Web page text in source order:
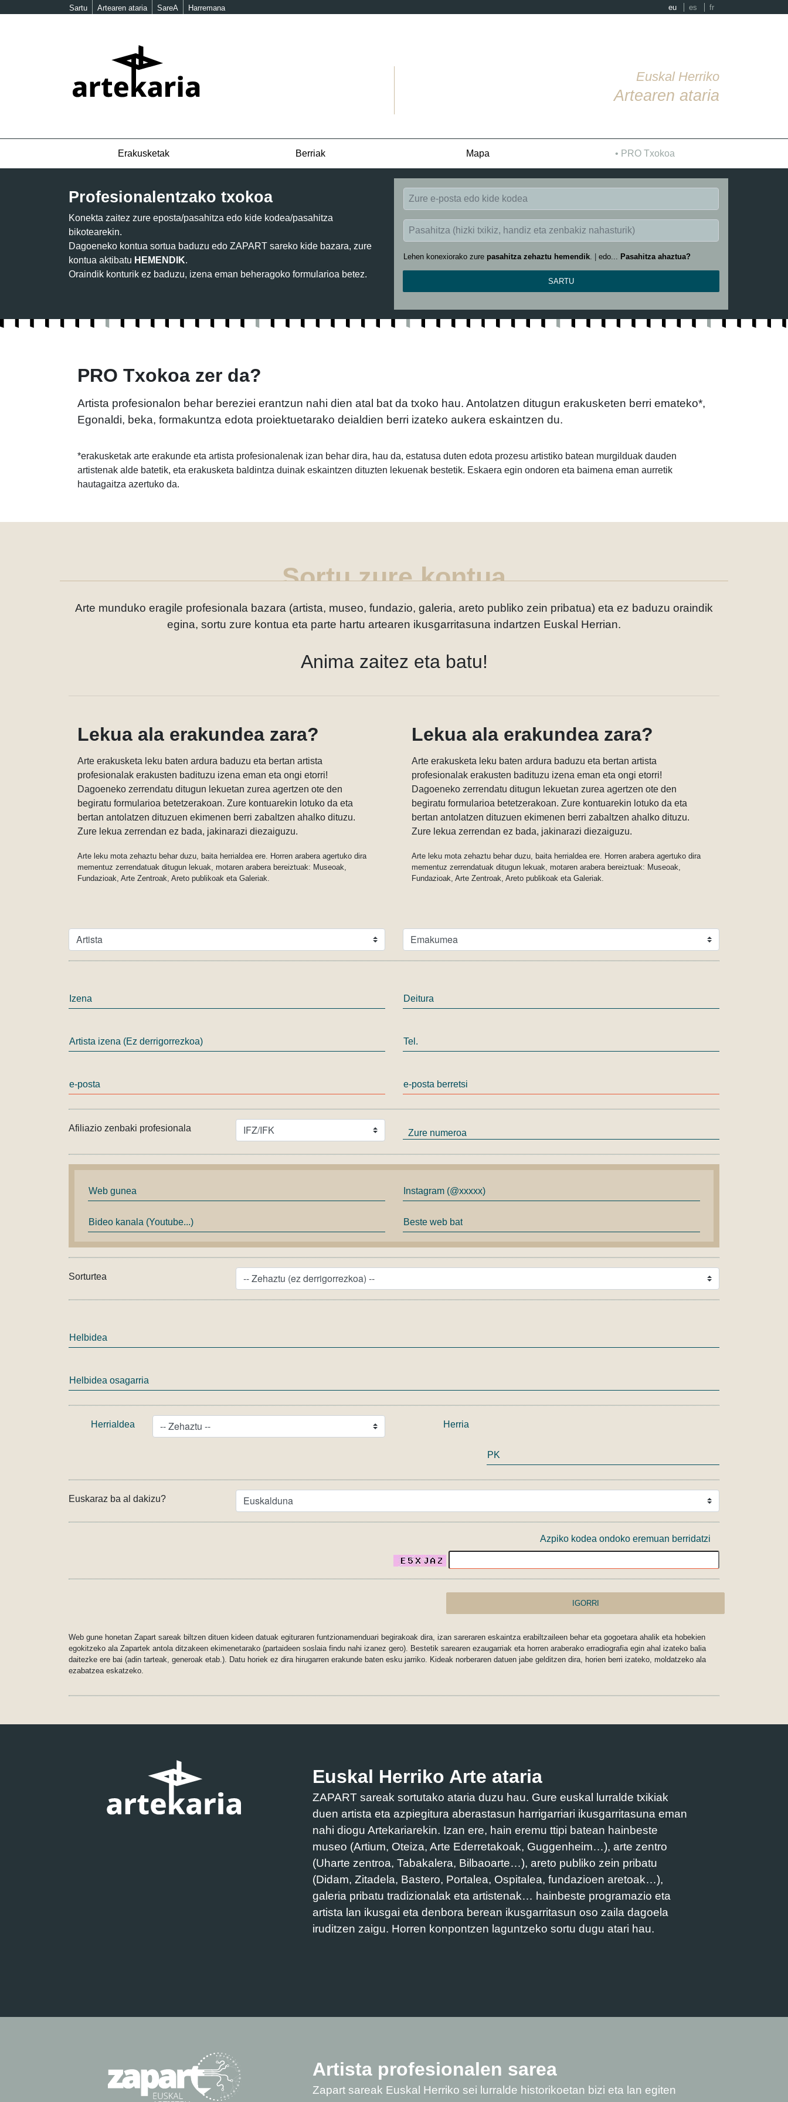
Sartu Artearen ataria SareA Harremana eu es fr
Euskal Herriko
Artearen ataria
Erakusketak Berriak Mapa PRO Txokoa
Profesionalentzako txokoa
Konekta zaitez zure eposta/pasahitza edo kide kodea/pasahitza
bikotearekin.
Dagoeneko kontua sortua baduzu edo ZAPART sareko kide bazara, zure
kontua aktibatu HEMENDIK.
Oraindik konturik ez baduzu, izena eman beheragoko formularioa betez.
Lehen konexiorako zure pasahitza zehaztu hemendik. edo... Pasahitza ahaztua?
SARTU
PRO Txokoa zer da?
Artista profesionalon behar bereziei erantzun nahi dien atal bat da txoko hau. Antolatzen ditugun erakusketen berri emateko*,
Egonaldi, beka, formakuntza edota proiektuetarako deialdien berri izateko aukera eskaintzen du.
*erakusketak arte erakunde eta artista profesionalenak izan behar dira, hau da, estatusa duten edota prozesu artistiko batean murgilduak dauden
artistenak alde batetik, eta erakusketa baldintza duinak eskaintzen dituzten lekuenak bestetik. Eskaera egin ondoren eta baimena eman aurretik
hautagaitza azertuko da.
Sortu zure kontua
Arte munduko eragile profesionala bazara (artista, museo, fundazio, galeria, areto publiko zein pribatua) eta ez baduzu oraindik
egina, sortu zure kontua eta parte hartu artearen ikusgarritasuna indartzen Euskal Herrian.
Anima zaitez eta batu!
Lekua ala erakundea zara?
Arte erakusketa leku baten ardura baduzu eta bertan artista
profesionalak erakusten badituzu izena eman eta ongi etorri!
Dagoeneko zerrendatu ditugun lekuetan zurea agertzen ote den
begiratu formularioa betetzerakoan. Zure kontuarekin lotuko da eta
bertan antolatzen dituzuen ekimenen berri zabaltzen ahalko dituzu.
Zure lekua zerrendan ez bada, jakinarazi diezaiguzu.
Arte leku mota zehaztu behar duzu, baita herrialdea ere. Horren arabera agertuko dira
mementuz zerrendatuak ditugun lekuak, motaren arabera bereiztuak: Museoak,
Fundazioak, Arte Zentroak, Areto publikoak eta Galeriak.
Lekua ala erakundea zara?
Arte erakusketa leku baten ardura baduzu eta bertan artista
profesionalak erakusten badituzu izena eman eta ongi etorri!
Dagoeneko zerrendatu ditugun lekuetan zurea agertzen ote den
begiratu formularioa betetzerakoan. Zure kontuarekin lotuko da eta
bertan antolatzen dituzuen ekimenen berri zabaltzen ahalko dituzu.
Zure lekua zerrendan ez bada, jakinarazi diezaiguzu.
Arte leku mota zehaztu behar duzu, baita herrialdea ere. Horren arabera agertuko dira
mementuz zerrendatuak ditugun lekuak, motaren arabera bereiztuak: Museoak,
Fundazioak, Arte Zentroak, Areto publikoak eta Galeriak.
Izena Deitura
Artista izena (Ez derrigorrezkoa) Tel.
e-posta e-posta berretsi
Afiliazio zenbaki profesionala Zure numeroa
Web gunea Instagram (@xxxxx)
Bideo kanala (Youtube...) Beste web bat
Sorturtea
Helbidea
Helbidea osagarria
Herrialdea Herria
PK
Euskaraz ba al dakizu?
Azpiko kodea ondoko eremuan berridatzi
IGORRI
Web gune honetan Zapart sareak biltzen dituen kideen datuak egituraren funtzionamenduari begirakoak dira, izan sareraren eskaintza erabiltzaileen behar eta gogoetara ahalik eta hobekien
egokitzeko ala Zapartek antola ditzakeen ekimenetarako (partaideen soslaia findu nahi izanez gero). Bestetik sarearen ezaugarriak eta horren araberako erradiografia egin ahal izateko balia
daitezke ere bai (adin tarteak, generoak etab.). Datu horiek ez dira hirugarren erakunde baten esku jarriko. Kideak norberaren datuen jabe gelditzen dira, horien berri izateko, moldatzeko ala
ezabatzea eskatzeko.
Euskal Herriko Arte ataria
ZAPART sareak sortutako ataria duzu hau. Gure euskal lurralde txikiak
duen artista eta azpiegitura aberastasun harrigarriari ikusgarritasuna eman
nahi diogu Artekariarekin. Izan ere, hain eremu ttipi batean hainbeste
museo (Artium, Oteiza, Arte Ederretakoak, Guggenheim…), arte zentro
(Uharte zentroa, Tabakalera, Bilbaoarte…), areto publiko zein pribatu
(Didam, Zitadela, Bastero, Portalea, Ospitalea, fundazioen aretoak…),
galeria pribatu tradizionalak eta artistenak… hainbeste programazio eta
artista lan ikusgai eta denbora berean ikusgarritasun oso zaila dagoela
iruditzen zaigu. Horren konpontzen laguntzeko sortu dugu atari hau.
Artista profesionalen sarea
Zapart sareak Euskal Herriko sei lurralde historikoetan bizi eta lan egiten